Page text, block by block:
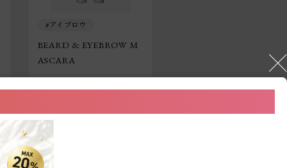
アイブロウ
BEARD & EYEBROW M
ASCARA
1,980円（税込）